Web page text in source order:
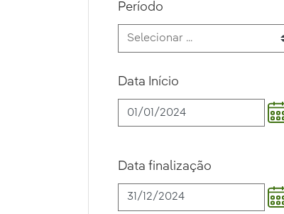
Data Início
Data finalização
Período